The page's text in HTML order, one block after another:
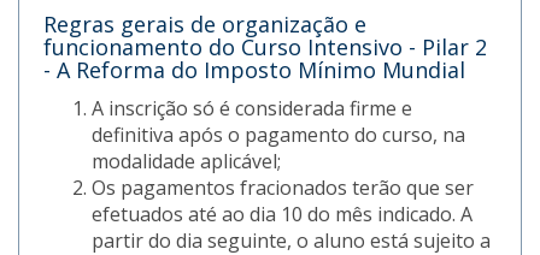
Regras gerais de organização e
funcionamento do Curso Intensivo - Pilar 2
- A Reforma do Imposto Mínimo Mundial
A inscrição só é considerada firme e
definitiva após o pagamento do curso, na
modalidade aplicável;
Os pagamentos fracionados terão que ser
efetuados até ao dia 10 do mês indicado. A
partir do dia seguinte, o aluno está sujeito a